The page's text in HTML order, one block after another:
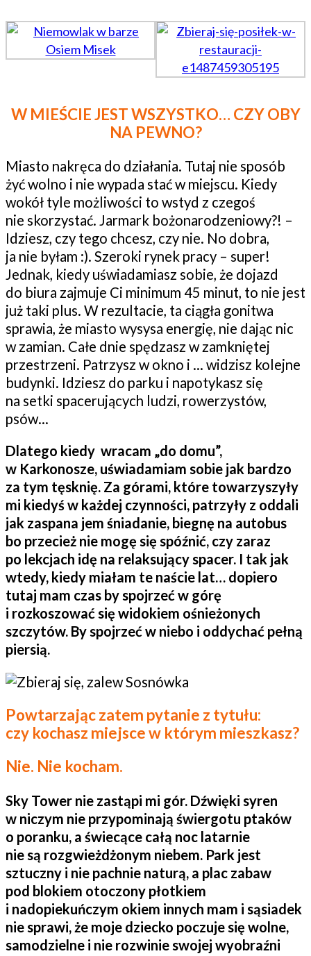
W MIEŚCIE JEST WSZYSTKO… CZY OBY
NA PEWNO?
Miasto nakręca do działania. Tutaj nie sposób
żyć wolno i nie wypada stać w miejscu. Kiedy
wokół tyle możliwości to wstyd z czegoś
nie skorzystać. Jarmark bożonarodzeniowy?! –
Idziesz, czy tego chcesz, czy nie. No dobra,
ja nie byłam :). Szeroki rynek pracy – super!
Jednak, kiedy uświadamiasz sobie, że dojazd
do biura zajmuje Ci minimum 45 minut, to nie jest
już taki plus. W rezultacie, ta ciągła gonitwa
sprawia, że miasto wysysa energię, nie dając nic
w zamian. Całe dnie spędzasz w zamkniętej
przestrzeni. Patrzysz w okno i … widzisz kolejne
budynki. Idziesz do parku i napotykasz się
na setki spacerujących ludzi, rowerzystów,
psów…
Dlatego kiedy wracam „do domu”,
w Karkonosze, uświadamiam sobie jak bardzo
za tym tęsknię. Za górami, które towarzyszyły
mi kiedyś w każdej czynności, patrzyły z oddali
jak zaspana jem śniadanie, biegnę na autobus
bo przecież nie mogę się spóźnić, czy zaraz
po lekcjach idę na relaksujący spacer. I tak jak
wtedy, kiedy miałam te naście lat… dopiero
tutaj mam czas by spojrzeć w górę
i rozkoszować się widokiem ośnieżonych
szczytów. By spojrzeć w niebo i oddychać pełną
piersią.
Powtarzając zatem pytanie z tytułu:
czy kochasz miejsce w którym mieszkasz?
Nie. Nie kocham.
Sky Tower nie zastąpi mi gór. Dźwięki syren
w niczym nie przypominają świergotu ptaków
o poranku, a świecące całą noc latarnie
nie są rozgwieżdżonym niebem. Park jest
sztuczny i nie pachnie naturą, a plac zabaw
pod blokiem otoczony płotkiem
i nadopiekuńczym okiem innych mam i sąsiadek
nie sprawi, że moje dziecko poczuje się wolne,
samodzielne i nie rozwinie swojej wyobraźni